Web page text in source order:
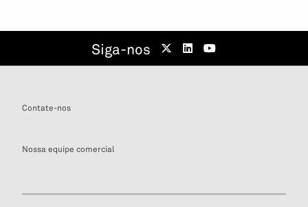
Siga-nos
Contate-nos
Nossa equipe comercial